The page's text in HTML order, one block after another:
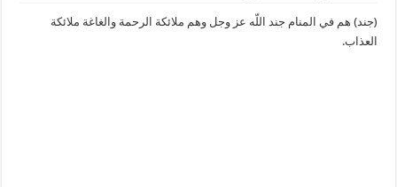
(جند) هم في المنام جند اللّه عز وجل وهم ملائكة الرحمة والغاغة ملائكة
العذاب.